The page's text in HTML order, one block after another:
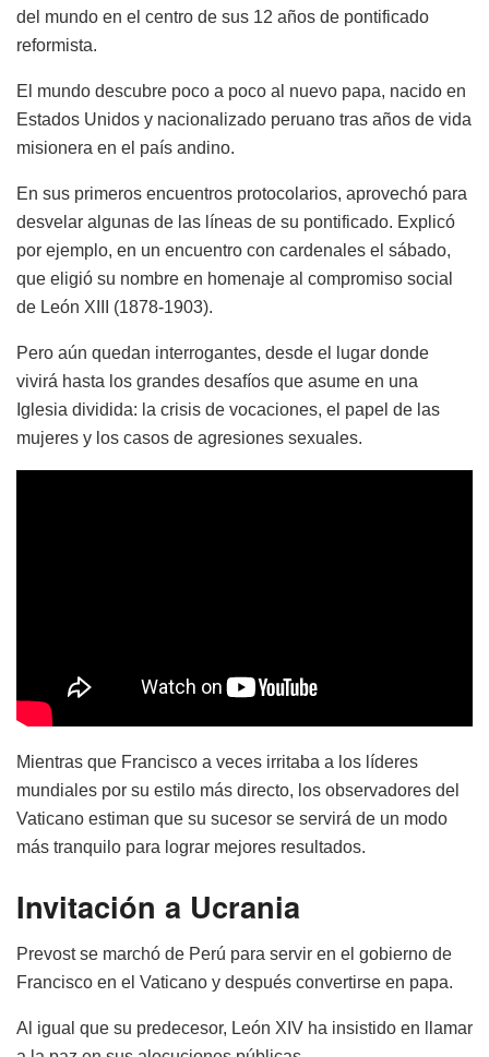
del mundo en el centro de sus 12 años de pontificado
reformista.
El mundo descubre poco a poco al nuevo papa, nacido en
Estados Unidos y nacionalizado peruano tras años de vida
misionera en el país andino.
En sus primeros encuentros protocolarios, aprovechó para
desvelar algunas de las líneas de su pontificado. Explicó
por ejemplo, en un encuentro con cardenales el sábado,
que eligió su nombre en homenaje al compromiso social
de León XIII (1878-1903).
Pero aún quedan interrogantes, desde el lugar donde
vivirá hasta los grandes desafíos que asume en una
Iglesia dividida: la crisis de vocaciones, el papel de las
mujeres y los casos de agresiones sexuales.
Mientras que Francisco a veces irritaba a los líderes
mundiales por su estilo más directo, los observadores del
Vaticano estiman que su sucesor se servirá de un modo
más tranquilo para lograr mejores resultados.
Invitación a Ucrania
Prevost se marchó de Perú para servir en el gobierno de
Francisco en el Vaticano y después convertirse en papa.
Al igual que su predecesor, León XIV ha insistido en llamar